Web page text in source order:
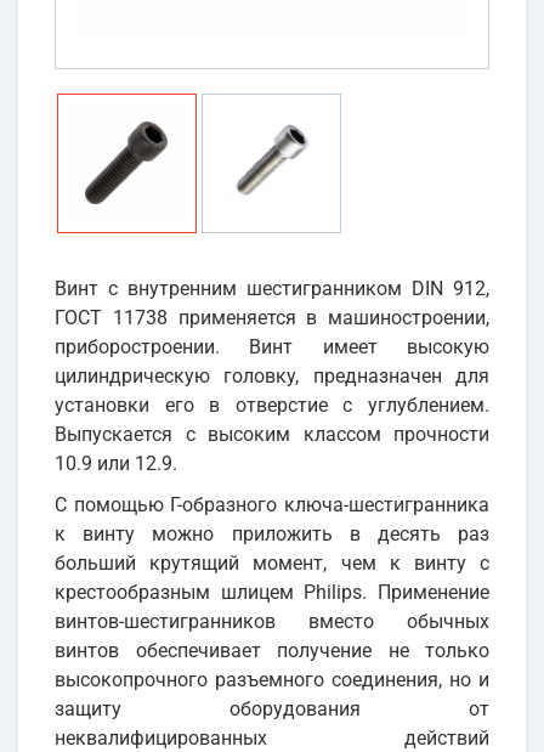
Винт с внутренним шестигранником DIN 912,
ГОСТ 11738 применяется в машиностроении,
приборостроении. Винт имеет высокую
цилиндрическую головку, предназначен для
установки его в отверстие с углублением.
Выпускается с высоким классом прочности
10.9 или 12.9.
С помощью Г-образного ключа-шестигранника
к винту можно приложить в десять раз
больший крутящий момент, чем к винту с
крестообразным шлицем Philips. Применение
винтов-шестигранников вместо обычных
винтов обеспечивает получение не только
высокопрочного разъемного соединения, но и
защиту оборудования от
неквалифицированных действий